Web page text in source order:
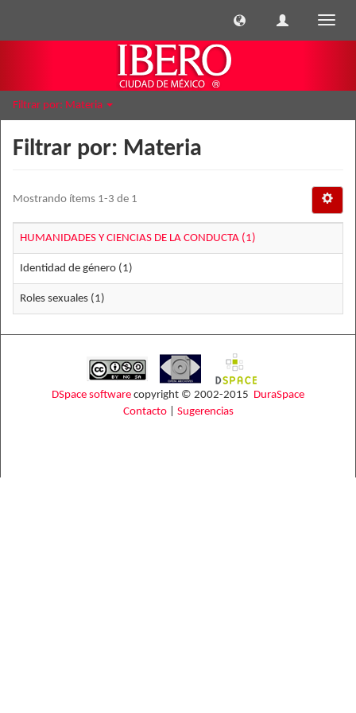
Filtrar por: Materia
Filtrar por: Materia
Mostrando ítems 1-3 de 1
HUMANIDADES Y CIENCIAS DE LA CONDUCTA (1)
Identidad de género (1)
Roles sexuales (1)
DSpace software copyright © 2002-2015 DuraSpace
Contacto| Sugerencias